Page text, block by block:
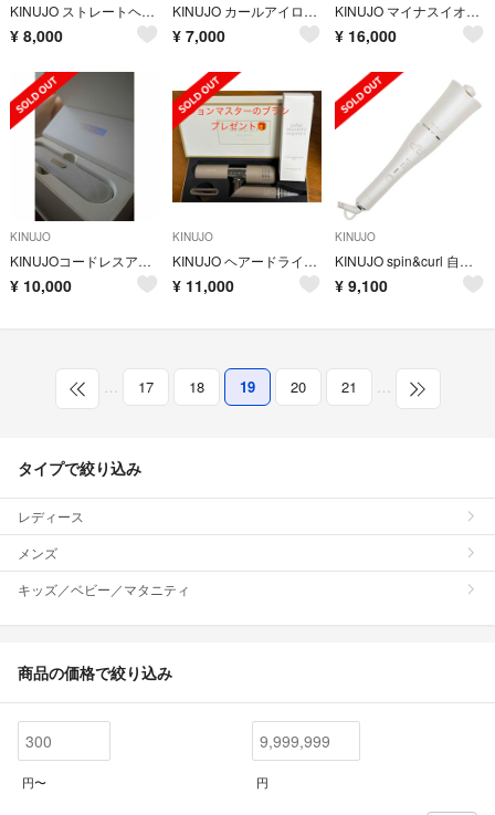
KINUJO ストレートヘアアイロン
¥ 8,000
KINUJO カールアイロン 28mm KC028 絹女
¥ 7,000
KINUJO マイナスイオンヘアドライヤー キヌージョ KH201
¥ 16,000
KINUJO
KINUJOコードレスアイロン
¥ 10,000
KINUJO
KINUJO ヘアードライヤー モカ KH002(1台)
¥ 11,000
KINUJO
KINUJO spin&curl 自動巻きカールアイロン シルクプレート白
¥ 9,100
… 17 18 19 20 21 …
タイプで絞り込み
レディース
メンズ
キッズ／ベビー／マタニティ
商品の価格で絞り込み
円〜 円